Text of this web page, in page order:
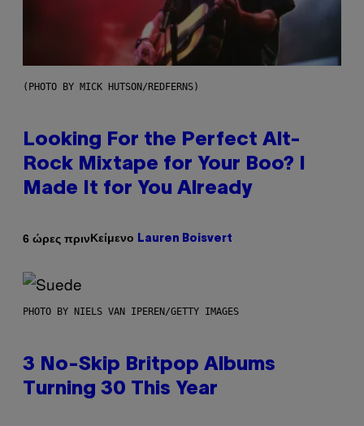
(PHOTO BY MICK HUTSON/REDFERNS)
Looking For the Perfect Alt-
Rock Mixtape for Your Boo? I
Made It for You Already
6 ώρες πρινΚείμενο Lauren Boisvert
PHOTO BY NIELS VAN IPEREN/GETTY IMAGES
3 No-Skip Britpop Albums
Turning 30 This Year